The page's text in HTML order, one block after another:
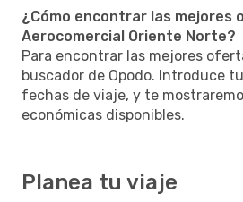
¿Cómo encontrar las mejores
Aerocomercial Oriente Norte?
Para encontrar las mejores
buscador de Opodo. Introduce
fechas de viaje, y te
económicas disponibles.
Planea tu viaje